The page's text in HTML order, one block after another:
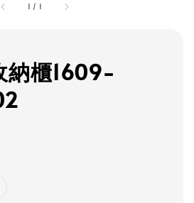
1 / 1
納櫃1609-